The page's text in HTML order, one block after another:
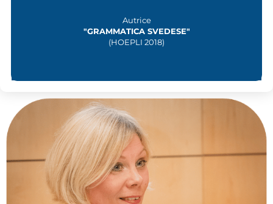
Autrice
"GRAMMATICA SVEDESE"
(HOEPLI 2018)